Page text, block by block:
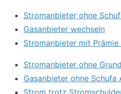
Stromanbieter ohne
Gasanbieter wechseln
Stromanbieter mit
Stromanbieter ohne
Gasanbieter ohne Schufa